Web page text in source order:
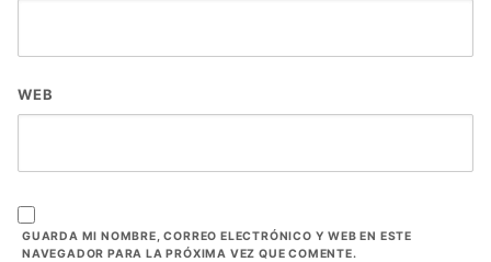
WEB
GUARDA MI NOMBRE, CORREO ELECTRÓNICO Y WEB EN ESTE
NAVEGADOR PARA LA PRÓXIMA VEZ QUE COMENTE.